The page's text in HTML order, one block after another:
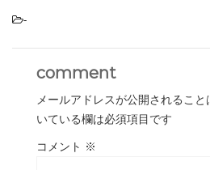
-
comment
メールアドレスが公開されること
いている欄は必須項目です
コメント ※